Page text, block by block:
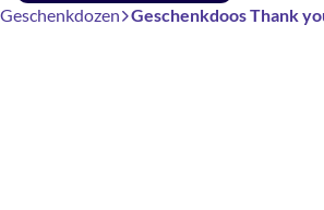
Geschenkdozen Geschenkdoos Thank